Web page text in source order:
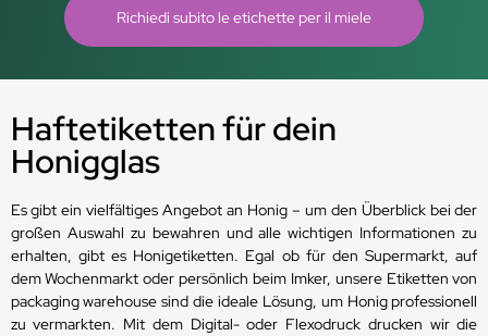
Richiedi subito le etichette per il miele
Haftetiketten für dein
Honigglas
Es gibt ein vielfältiges Angebot an Honig – um den Überblick bei der
großen Auswahl zu bewahren und alle wichtigen Informationen zu
erhalten, gibt es Honigetiketten. Egal ob für den Supermarkt, auf
dem Wochenmarkt oder persönlich beim Imker, unsere Etiketten von
packaging warehouse sind die ideale Lösung, um Honig professionell
zu vermarkten. Mit dem Digital- oder Flexodruck drucken wir die